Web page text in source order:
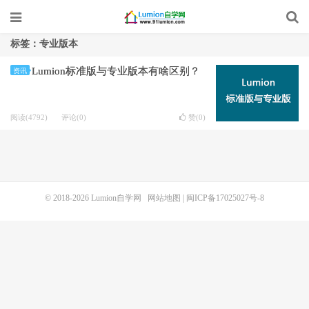
标签：专业版本
资讯 Lumion标准版与专业版本有啥区别？
阅读(4792) 评论(0) 赞(0)
© 2018-2026 Lumion自学网 网站地图 闽ICP备17025027号-8